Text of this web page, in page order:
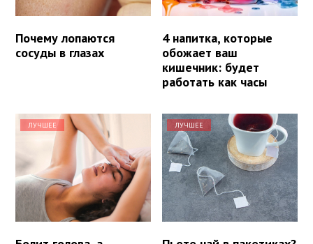
Почему лопаются
сосуды в глазах
4 напитка, которые
обожает ваш
кишечник: будет
работать как часы
ЛУЧШЕЕ ЛУЧШЕЕ